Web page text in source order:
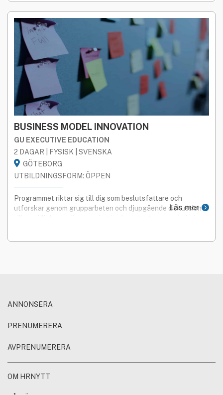
BUSINESS MODEL INNOVATION
GU EXECUTIVE EDUCATION
2 DAGAR | FYSISK | SVENSKA
GÖTEBORG
UTBILDNINGSFORM: ÖPPEN
Programmet riktar sig till dig som beslutsfattare och
utforskar genom grupparbeten och djupgående diskussioner
Läs mer
ANNONSERA
PRENUMERERA
AVPRENUMERERA
OM HRNYTT